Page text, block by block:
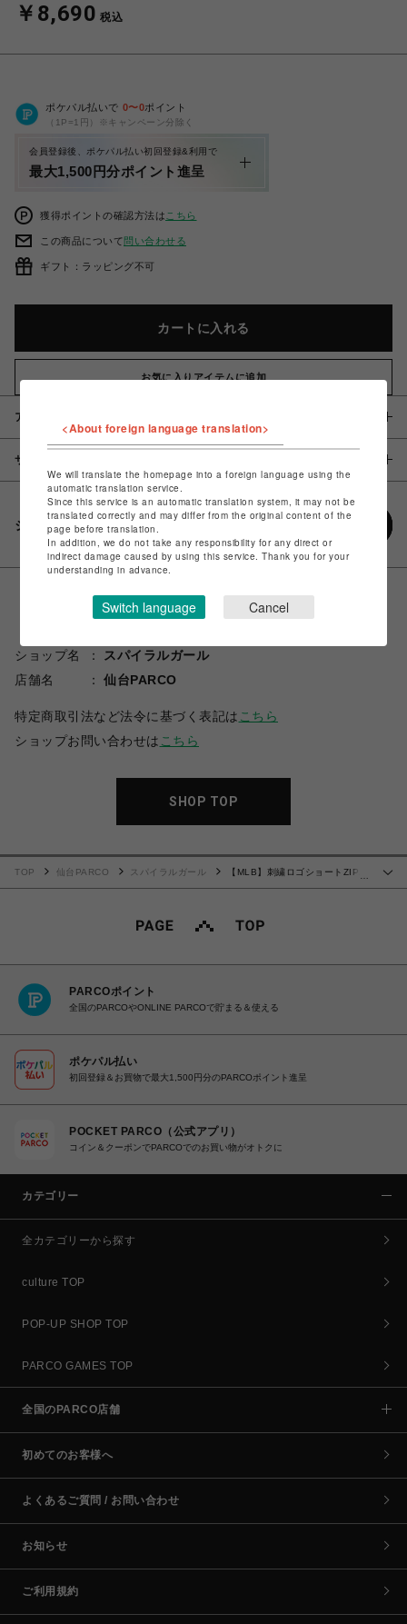
￥8,690 税込
ポケパル払いで 0〜0ポイント
（1P=1円）※キャンペーン分除く
会員登録後、ポケパル払い初回登録&利用で
最大1,500円分ポイント進呈
獲得ポイントの確認方法は こちら
この商品について問い合わせる
ギフト：ラッピング不可
カートに入れる
お気に入りアイテムに追加
アイテム説明 / 素材
サイズ
シェアする
ショップ名
スパイラルガール
店舗名
仙台PARCO
特定商取引法など法令に基づく表記は こちら
ショップお問い合わせは こちら
SHOP TOP
TOP 仙台PARCO スパイラルガール
【MLB】刺繍ロゴショートZIPパ
PARCOポイント
全国のPARCOやONLINE PARCOで貯まる＆使える
ポケパル払い
初回登録＆お買物で最大1,500円分のPARCOポイント進呈
POCKET PARCO（公式アプリ）
コイン＆クーポンでPARCOでのお買い物がオトクに
カテゴリー
全カテゴリーから探す
culture TOP
POP-UP SHOP TOP
PARCO GAMES TOP
全国のPARCO店舗
初めてのお客様へ
よくあるご質問 / お問い合わせ
お知らせ
ご利用規約
<About foreign language translation>
We will translate the homepage into a foreign language using the
automatic translation service.
Since this service is an automatic translation system, it may not be
translated correctly and may differ from the original content of the
page before translation.
In addition, we do not take any responsibility for any direct or
indirect damage caused by using this service. Thank you for your
understanding in advance.
Switch language Cancel